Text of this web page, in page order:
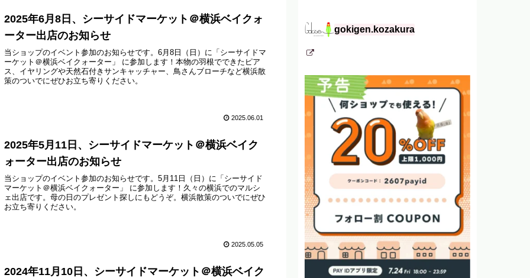
2025年6月8日、シーサイドマーケット＠横浜ベイクォ
ーター出店のお知らせ
当ショップのイベント参加のお知らせです。6月8日（日）に「シーサイドマ
ーケット＠横浜ベイクォーター」 に参加します！本物の羽根でできたピア
ス、イヤリングや天然石付きサンキャッチャー、鳥さんブローチなど横浜散
策のついでにぜひお立ち寄りください。
2025.06.01
2025年5月11日、シーサイドマーケット＠横浜ベイク
ォーター出店のお知らせ
当ショップのイベント参加のお知らせです。5月11日（日）に「シーサイド
マーケット＠横浜ベイクォーター」 に参加します！久々の横浜でのマルシ
ェ出店です。母の日のプレゼント探しにもどうぞ。横浜散策のついでにぜひ
お立ち寄りください。
2025.05.05
2024年11月10日、シーサイドマーケット＠横浜ベイク
gokigen.kozakura